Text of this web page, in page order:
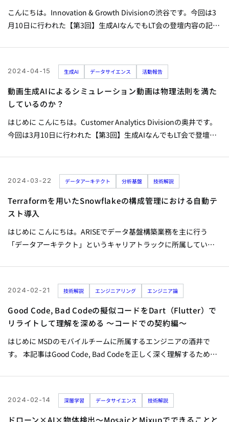
こんにちは。Innovation & Growth Divisionの渋谷です。今回は3
月10日に行われた【第3回】生成AIなんでもLT会の登壇内容の記事
2024_0304なんでも生成AI_sergicalsix.pptx from ARISE analytics
はじめに LLMのファインチューニングをしていると、ふと「学習
した情報ってどこに保存されているんだろう？」と思うことはあ
りませんか？ LLMの知識がどこに保存されているのかというお話
は、議論されていて「全結合層に知識が保存されている」という
2024-04-15 生成AI データサイエンス 活動報告
動画生成AIによるシミュレーション動画は物理法則を満た
しているのか？
はじめに こんにちは。Customer Analytics Divisionの奥井です。
今回は3月10日に行われた【第3回】生成AIなんでもLT会で登壇し
ら （諸事情により、冒頭に会社説明の資料を含みます） 【第3回
生成AIなんでもLT会資料】_動画生成AIと物理法則_v0.2.pptx from
ARISE analytics テーマを選んだ理由 動画生成AI「Sora」がリリー
スされ、巷で話題になっていました。その中でも特に気になって
いたのは、次のコメントです。 We’re teaching AI to
2024-03-22 データアーキテクト 分析基盤 技術解説
Terraformを用いたSnowflakeの構成管理における自動テ
スト導入
はじめに こんにちは。ARISEでデータ基盤構築業務を主に行う
「データアーキテクト」というキャリアトラックに所属している
ましたが、現在私はSnowflakeでの大規模データ基盤構築に携わ
っています。 そのプロジェクトにおいて、データ基盤のインフラ
面における品質担保の負担軽減を図るべく、自動テストを導入し
ました。更に、導入後の運用で見えてきた課題を解決する改善に
も取り組みました。今回はその導入と改善について、経緯や取組
DEVの3面構成(アカウントレベルで分離)...
2024-02-21 技術解説 エンジニアリング エンジニア論
Good Code, Bad Codeの擬似コードをDart（Flutter）で
リライトして理解を深める 〜コードでの契約編〜
はじめに MSDのモバイルチームに所属するエンジニアの酒井で
す。 本記事はGood Code, Bad Codeを正しく深く理解するため
説する記事です。 Good Code, Bad Code ～持続可能な開発のため
のソフトウェアエンジニア的思考 - 秀和システム あなたの学びを
サポート！ 本記事は2記事目で、1記事目は以下です。 Good Code,
Bad Codeの擬似コードをDart（Flutter）でリライトして理解を深
2024-02-14 深層学習 データサイエンス 技術解説
ドローン×AI×物体検出～MosaicとMixupでできることと